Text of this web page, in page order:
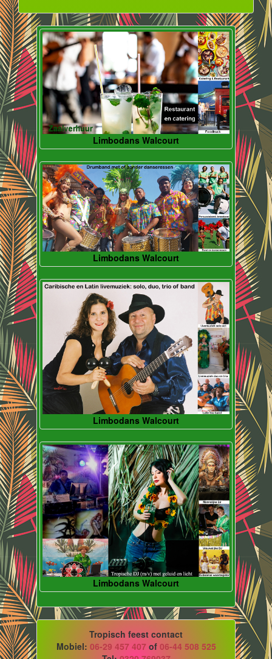
Limbodans Walcourt
Limbodans Walcourt
Limbodans Walcourt
Limbodans Walcourt
Tropisch feest contact
Mobiel: 06-29 457 407 of 06-44 508 525